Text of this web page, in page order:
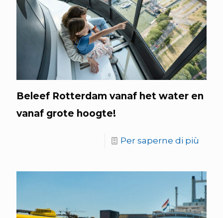
Beleef Rotterdam vanaf het water en
vanaf grote hoogte!
Per saperne di più